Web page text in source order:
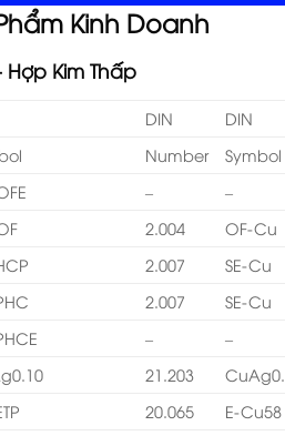
Kinh Doanh
Kim Thấp
DIN
DIN
Number
Symbol
–
–
2.004
OF-Cu
2.007
SE-Cu
2.007
SE-Cu
–
–
21.203
20.065
E-Cu58